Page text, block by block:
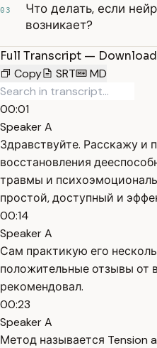
03
Что делать, если
возникает?
Full Transcript — Download
Copy
SRT MD
00:01
Speaker A
Здравствуйте. Расскажу и
восстановления
травмы и
простой, доступный и
00:14
Speaker A
Сам практикую его
положительные отзывы от
рекомендовал.
00:23
Speaker A
Метод называется Tension